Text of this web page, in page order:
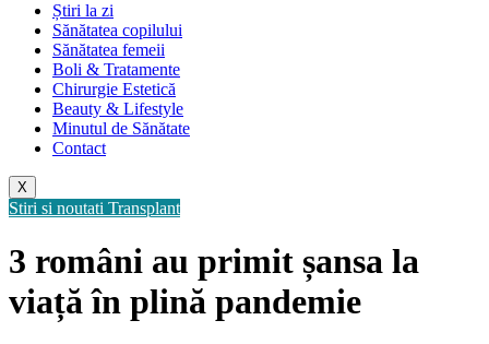
Știri la zi
Sănătatea copilului
Sănătatea femeii
Boli & Tratamente
Chirurgie Estetică
Beauty & Lifestyle
Minutul de Sănătate
Contact
X
Stiri si noutati Transplant
3 români au primit șansa la
viață în plină pandemie